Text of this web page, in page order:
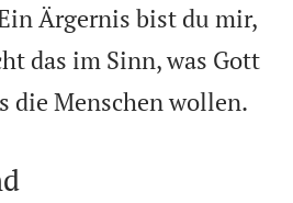
Ärgernis bist du mir,
das im Sinn, was Gott
die Menschen wollen.